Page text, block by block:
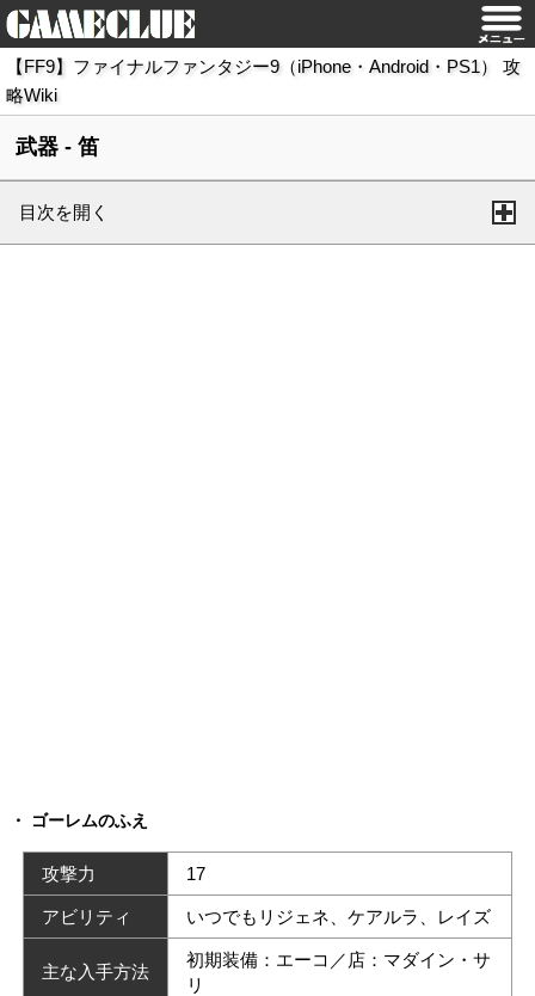
【FF9】ファイナルファンタジー9（iPhone・Android・PS1） 攻
略Wiki
武器 - 笛
目次を開く
ゴーレムのふえ
攻撃力 17
アビリティ いつでもリジェネ、ケアルラ、レイズ
主な入手方法
初期装備：エーコ／店：マダイン・サ
リ